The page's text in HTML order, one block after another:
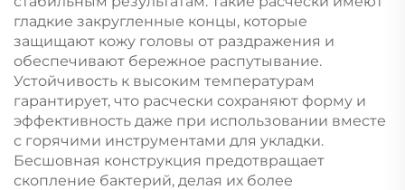
гладкие закругленные концы, которые
защищают кожу головы от раздражения и
обеспечивают бережное распутывание.
Устойчивость к высоким температурам
гарантирует, что расчески сохраняют форму и
эффективность даже при использовании вместе
с горячими инструментами для укладки.
Бесшовная конструкция предотвращает
скопление бактерий, делая их более